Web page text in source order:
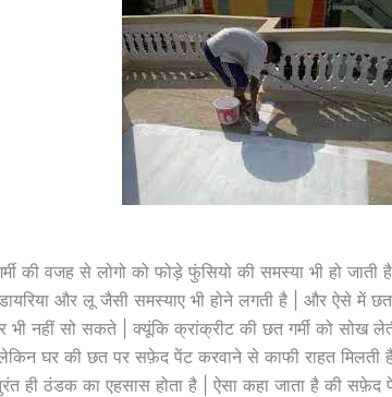
की वजह से लोगो को फोड़े फुंसियो की समस्या भी हो जाती
और लू जैसी समस्याए भी होने लगती है | और ऐसे में
भी नहीं सो सकते | क्यूंकि क्रांक्रीट की छत गर्मी को सोख
घर की छत पर सफ़ेद पेंट करवाने से काफी राहत
ही ठंडक का एहसास होता है | ऐसा कहा जाता है की सफ़ेद